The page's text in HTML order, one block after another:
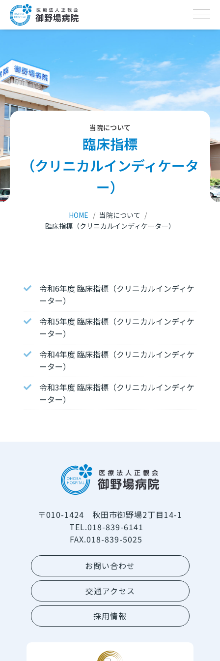
当院について
臨床指標
（クリニカルインディケータ
ー）
HOME
当院について
臨床指標（クリニカルインディケーター）
令和6年度 臨床指標（クリニカルインディケ
ーター）
令和5年度 臨床指標（クリニカルインディケ
ーター）
令和4年度 臨床指標（クリニカルインディケ
ーター）
令和3年度 臨床指標（クリニカルインディケ
ーター）
〒010-1424 秋田市御野場2丁目14-1
TEL.018-839-6141
FAX.018-839-5025
お問い合わせ
交通アクセス
採用情報